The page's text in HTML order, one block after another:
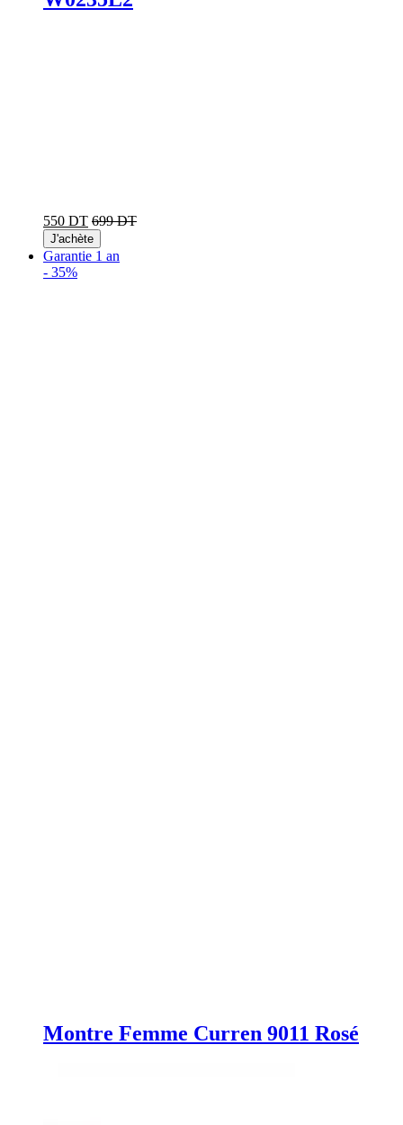
550 DT 699 DT
J'achète
Garantie 1 an
- 35%
Montre Femme Curren 9011 Rosé